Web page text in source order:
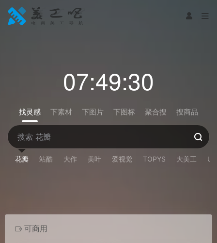
07:49:31
找灵感 下素材 下图片 下图标 聚合搜 搜商品
花瓣 站酷 大作 美叶 爱视觉 TOPYS 大美工 UI
可商用